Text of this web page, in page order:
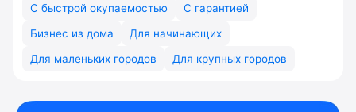
С быстрой окупаемостью
С гарантией
Бизнес из дома
Для начинающих
Для маленьких городов
Для крупных городов